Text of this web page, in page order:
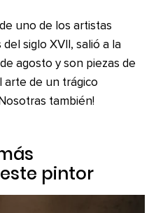
uno de los artistas
siglo XVII, salió a la
agosto y son piezas de
arte de un trágico
también!
pintor